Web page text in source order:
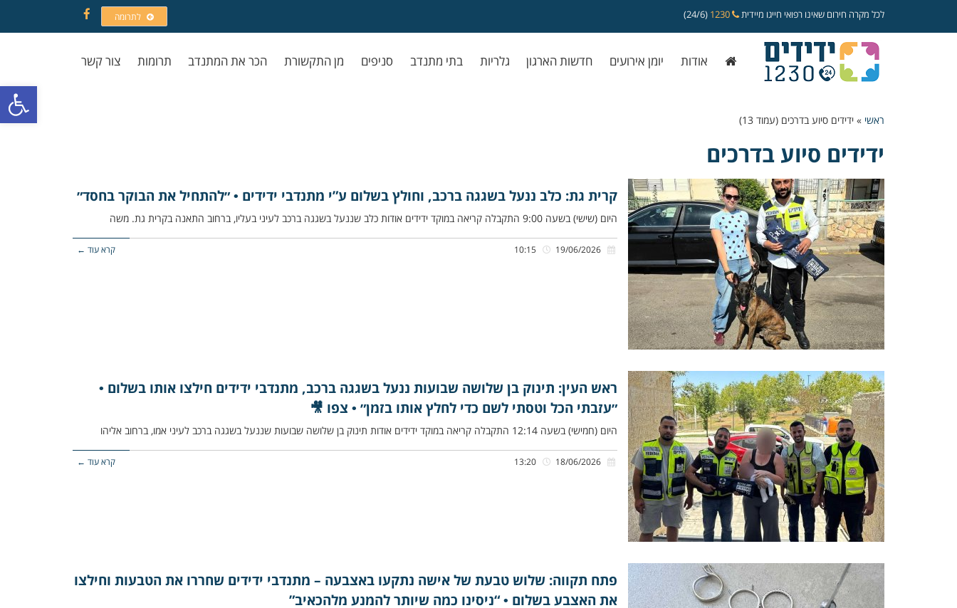
פתח
לכל מקרה חירום שאינו רפואי חייגו מיידית (24/6) לתרומה
Facebook
אודות יומן אירועים חדשות הארגון גלריות בתי מתנדב סניפים מן התקשורת הכר את המתנדב תרומות צור קשר
ראשי » ידידים סיוע בדרכים (עמוד 13)
ידידים סיוע בדרכים
קרית גת: כלב ננעל בשגגה ברכב, וחולץ בשלום ע”י מתנדבי ידידים • ״להתחיל את הבוקר בחסד״
היום (שישי) בשעה 9:00 התקבלה קריאה במוקד ידידים אודות כלב שננעל בשגגה ברכב לעיני בעליו, ברחוב התאנה בקרית גת. משה
קרא עוד ←
ראש העין: תינוק בן שלושה שבועות ננעל בשגגה ברכב, מתנדבי ידידים חילצו אותו בשלום •
״עזבתי הכל וטסתי לשם כדי לחלץ אותו בזמן״ • צפו 🎥
היום (חמישי) בשעה 12:14 התקבלה קריאה במוקד ידידים אודות תינוק בן שלושה שבועות שננעל בשגגה ברכב לעיני אמו, ברחוב אליהו
קרא עוד ←
פתח תקווה: שלוש טבעת של אישה נתקעו באצבעה – מתנדבי ידידים שחררו את הטבעות וחילצו
את האצבע בשלום • “ניסינו כמה שיותר להמנע מלהכאיב”